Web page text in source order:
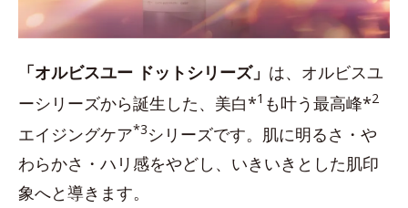
「オルビスユー ドットシリーズ」 は、オルビスユ
ーシリーズから誕生した、美白*1 も叶う最高峰*2
エイジングケア*3シリーズです。肌に明るさ・や
わらかさ・ハリ感をやどし、いきいきとした肌印
象へと導きます。